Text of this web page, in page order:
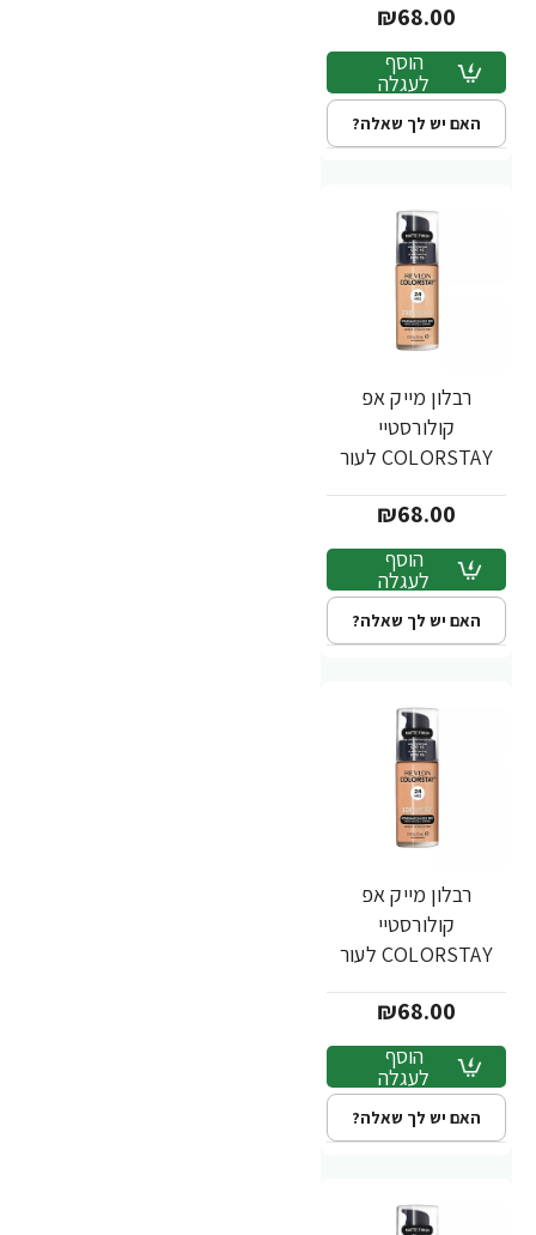
מבית REVLON
₪68.00
הוסף
לעגלה
האם יש לך שאלה?
רבלון מייק אפ
קולורסטיי
COLORSTAY לעור
מבית REVLON
₪68.00
הוסף
לעגלה
האם יש לך שאלה?
רבלון מייק אפ
קולורסטיי
COLORSTAY לעור
מבית REVLON
₪68.00
הוסף
לעגלה
האם יש לך שאלה?